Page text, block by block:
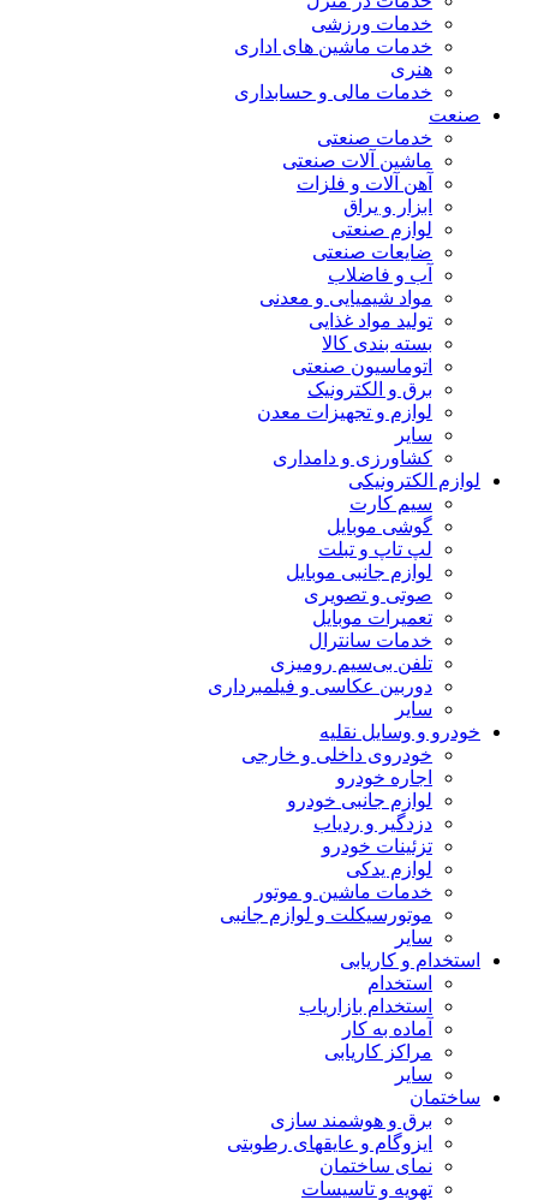
خدمات ورزشی
خدمات ماشین های اداری
هنری
خدمات مالی و حسابداری
صنعت
خدمات صنعتی
ماشین آلات صنعتی
آهن آلات و فلزات
ابزار و یراق
لوازم صنعتی
ضایعات صنعتی
آب و فاضلاب
مواد شیمیایی و معدنی
تولید مواد غذایی
بسته بندی کالا
اتوماسیون صنعتی
برق و الکترونیک
لوازم و تجهیزات معدن
سایر
کشاورزی و دامداری
لوازم الکترونیکی
سیم کارت
گوشی موبایل
لپ تاپ و تبلت
لوازم جانبی موبایل
صوتی و تصویری
تعمیرات موبایل
خدمات سانترال
تلفن بی‌سیم رومیزی
دوربین عکاسی و فیلمبرداری
سایر
خودرو و وسایل نقلیه
خودروی داخلی و خارجی
اجاره خودرو
لوازم جانبی خودرو
دزدگیر و ردیاب
تزئینات خودرو
لوازم یدکی
خدمات ماشین و موتور
موتورسیکلت و لوازم جانبی
سایر
استخدام و کاریابی
استخدام
استخدام بازاریاب
آماده به کار
مراکز کاریابی
سایر
ساختمان
برق و هوشمند سازی
ایزوگام و عایقهای رطوبتی
نمای ساختمان
تهویه و تاسیسات